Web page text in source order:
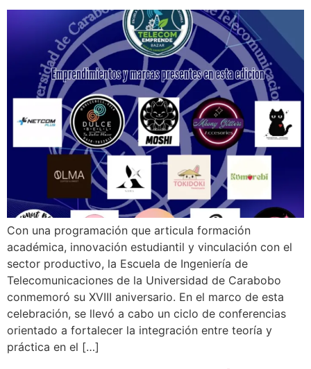
Con una programación que articula formación
académica, innovación estudiantil y vinculación con el
sector productivo, la Escuela de Ingeniería de
Telecomunicaciones de la Universidad de Carabobo
conmemoró su XVIII aniversario. En el marco de esta
celebración, se llevó a cabo un ciclo de conferencias
orientado a fortalecer la integración entre teoría y
práctica en el […]